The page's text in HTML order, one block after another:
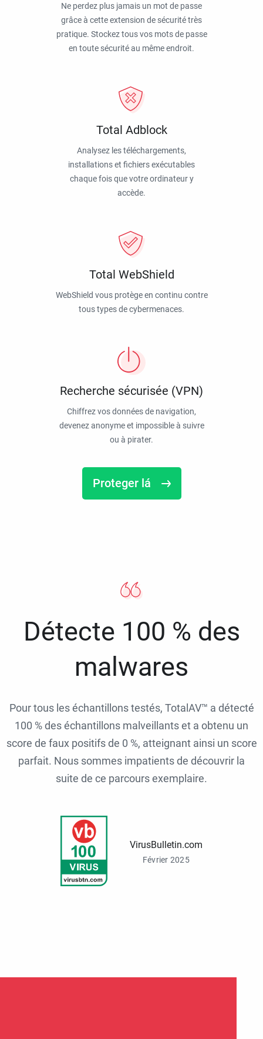
Ne perdez plus jamais un mot de passe
grâce à cette extension de sécurité très
pratique. Stockez tous vos mots de passe
en toute sécurité au même endroit.
Total Adblock
Analysez les téléchargements,
installations et fichiers exécutables
chaque fois que votre ordinateur y
accède.
Total WebShield
WebShield vous protège en continu contre
tous types de cybermenaces.
Recherche sécurisée (VPN)
Chiffrez vos données de navigation,
devenez anonyme et impossible à suivre
ou à pirater.
Proteger lá
Détecte 100 % des
malwares
Pour tous les échantillons testés, TotalAV™ a détecté
100 % des échantillons malveillants et a obtenu un
score de faux positifs de 0 %, atteignant ainsi un score
parfait. Nous sommes impatients de découvrir la
suite de ce parcours exemplaire.
VirusBulletin.com
Février 2025